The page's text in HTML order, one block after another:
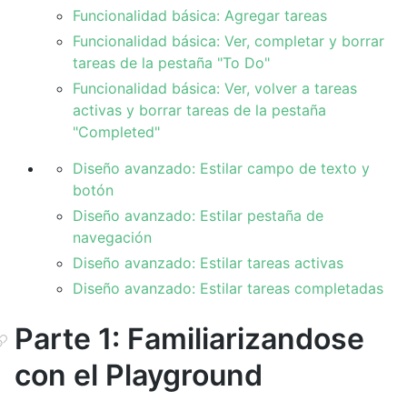
Funcionalidad básica: Agregar tareas
Funcionalidad básica: Ver, completar y borrar
tareas de la pestaña "To Do"
Funcionalidad básica: Ver, volver a tareas
activas y borrar tareas de la pestaña
"Completed"
Diseño avanzado: Estilar campo de texto y
botón
Diseño avanzado: Estilar pestaña de
navegación
Diseño avanzado: Estilar tareas activas
Diseño avanzado: Estilar tareas completadas
Parte 1: Familiarizandose
con el Playground